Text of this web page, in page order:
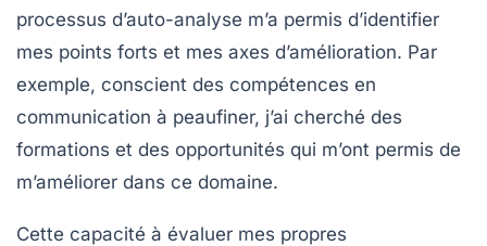
processus d’auto-analyse m’a permis d’identifier
mes points forts et mes axes d’amélioration. Par
exemple, conscient des compétences en
communication à peaufiner, j’ai cherché des
formations et des opportunités qui m’ont permis de
m’améliorer dans ce domaine.
Cette capacité à évaluer mes propres